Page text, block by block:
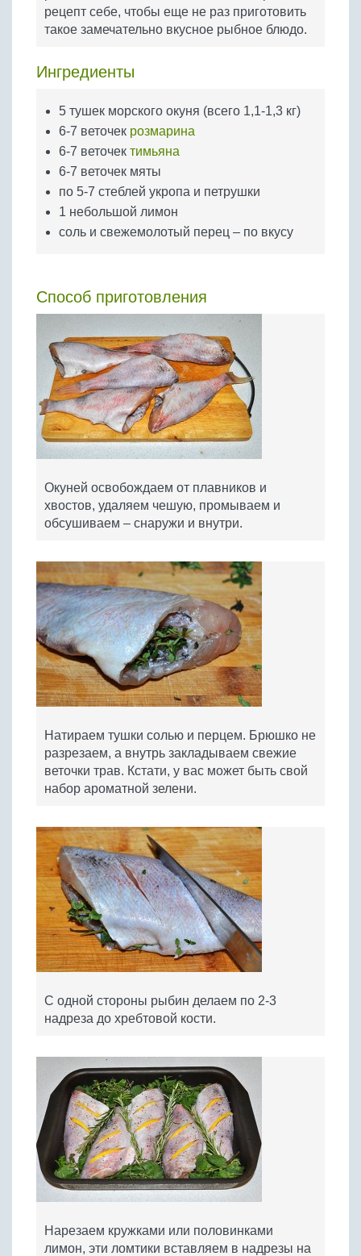
Бобовые
Яйца
рецепт себе, чтобы еще не раз приготовить
такое замечательно вкусное рыбное блюдо.
Ингредиенты
5 тушек морского окуня (всего 1,1-1,3 кг)
6-7 веточек розмарина
6-7 веточек тимьяна
6-7 веточек мяты
по 5-7 стеблей укропа и петрушки
1 небольшой лимон
соль и свежемолотый перец – по вкусу
Способ приготовления
Окуней освобождаем от плавников и
хвостов, удаляем чешую, промываем и
обсушиваем – снаружи и внутри.
Натираем тушки солью и перцем. Брюшко не
разрезаем, а внутрь закладываем свежие
веточки трав. Кстати, у вас может быть свой
набор ароматной зелени.
С одной стороны рыбин делаем по 2-3
надреза до хребтовой кости.
Нарезаем кружками или половинками
лимон, эти ломтики вставляем в надрезы на